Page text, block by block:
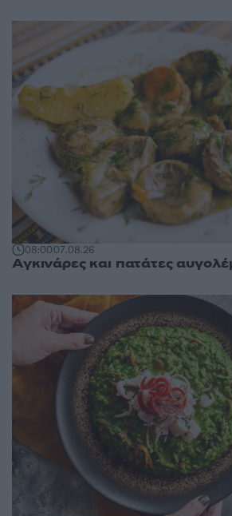
08:0007.08.26
Αγκινάρες και πατάτες